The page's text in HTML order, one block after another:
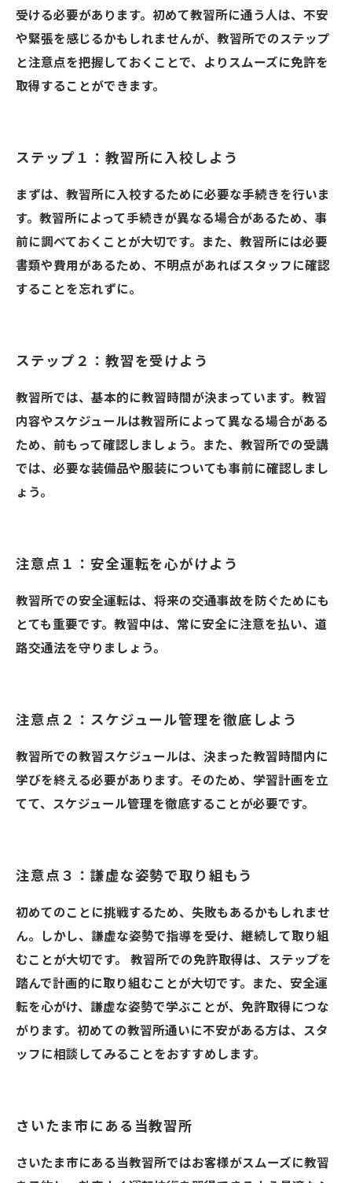
受ける必要があります。初めて教習所に通う人は、不安
や緊張を感じるかもしれませんが、教習所でのステップ
と注意点を把握しておくことで、よりスムーズに免許を
取得することができます。
ステップ１：教習所に入校しよう
まずは、教習所に入校するために必要な手続きを行いま
す。教習所によって手続きが異なる場合があるため、事
前に調べておくことが大切です。また、教習所には必要
書類や費用があるため、不明点があればスタッフに確認
することを忘れずに。
ステップ２：教習を受けよう
教習所では、基本的に教習時間が決まっています。教習
内容やスケジュールは教習所によって異なる場合がある
ため、前もって確認しましょう。また、教習所での受講
では、必要な装備品や服装についても事前に確認しまし
ょう。
注意点１：安全運転を心がけよう
教習所での安全運転は、将来の交通事故を防ぐためにも
とても重要です。教習中は、常に安全に注意を払い、道
路交通法を守りましょう。
注意点２：スケジュール管理を徹底しよう
教習所での教習スケジュールは、決まった教習時間内に
学びを終える必要があります。そのため、学習計画を立
てて、スケジュール管理を徹底することが必要です。
注意点３：謙虚な姿勢で取り組もう
初めてのことに挑戦するため、失敗もあるかもしれませ
ん。しかし、謙虚な姿勢で指導を受け、継続して取り組
むことが大切です。 教習所での免許取得は、ステップを
踏んで計画的に取り組むことが大切です。また、安全運
転を心がけ、謙虚な姿勢で学ぶことが、免許取得につな
がります。初めての教習所通いに不安がある方は、スタ
ッフに相談してみることをおすすめします。
さいたま市にある当教習所
さいたま市にある当教習所ではお客様がスムーズに教習